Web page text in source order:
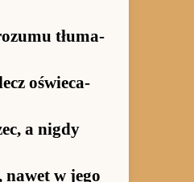
tłuma­
oświe­ca­
a ni­gdy
na­wet w jego